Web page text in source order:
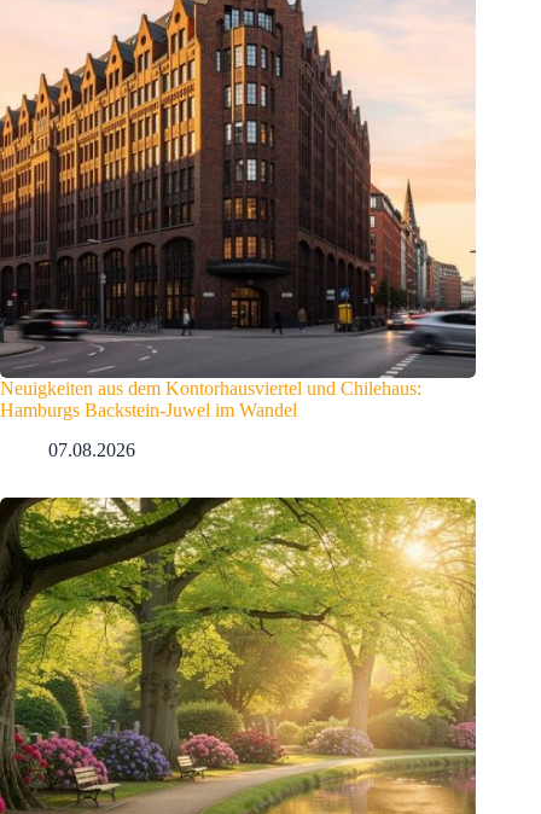
Neuigkeiten aus dem Kontorhausviertel und Chilehaus:
Hamburgs Backstein-Juwel im Wandel
07.08.2026